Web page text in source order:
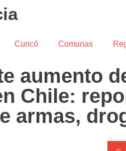
Curicó Comunas
aumento
Chile:
armas,